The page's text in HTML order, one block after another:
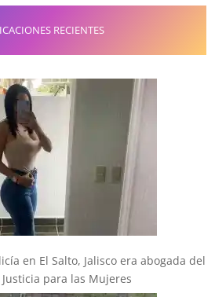
RECIENTES
en El Salto, Jalisco era abogada del
para las Mujeres